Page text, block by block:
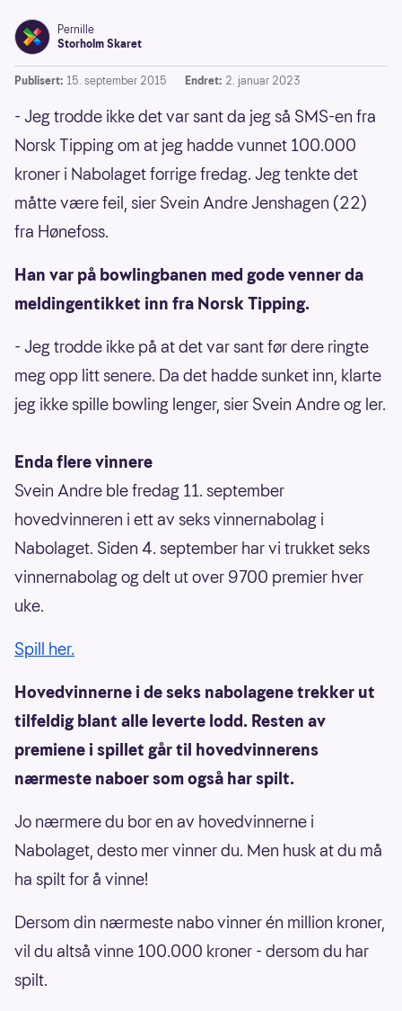
Pernille
Storholm Skaret
Publisert: 15. september 2015 Endret: 2. januar 2023
- Jeg trodde ikke det var sant da jeg så SMS-en fra
Norsk Tipping om at jeg hadde vunnet 100.000
kroner i Nabolaget forrige fredag. Jeg tenkte det
måtte være feil, sier Svein Andre Jenshagen (22)
fra Hønefoss.
Han var på bowlingbanen med gode venner da
meldingentikket inn fra Norsk Tipping.
- Jeg trodde ikke på at det var sant før dere ringte
meg opp litt senere. Da det hadde sunket inn, klarte
jeg ikke spille bowling lenger, sier Svein Andre og ler.
Enda flere vinnere
Svein Andre ble fredag 11. september
hovedvinneren i ett av seks vinnernabolag i
Nabolaget. Siden 4. september har vi trukket seks
vinnernabolag og delt ut over 9700 premier hver
uke.
Spill her.
Hovedvinnerne i de seks nabolagene trekker ut
tilfeldig blant alle leverte lodd. Resten av
premiene i spillet går til hovedvinnerens
nærmeste naboer som også har spilt.
Jo nærmere du bor en av hovedvinnerne i
Nabolaget, desto mer vinner du. Men husk at du må
ha spilt for å vinne!
Dersom din nærmeste nabo vinner én million kroner,
vil du altså vinne 100.000 kroner - dersom du har
spilt.